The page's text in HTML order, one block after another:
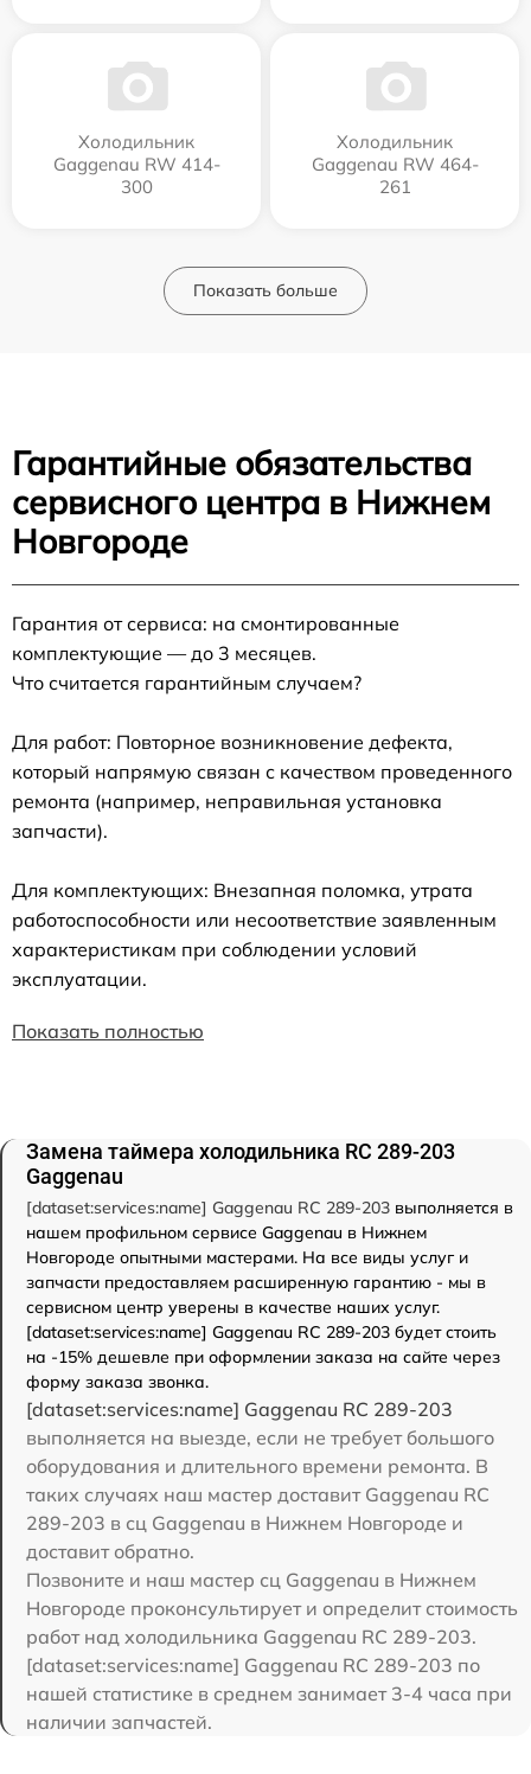
Холодильник
Gaggenau RW 414-
300
Холодильник
Gaggenau RW 464-
261
Показать больше
Гарантийные обязательства
сервисного центра в Нижнем
Новгороде
Гарантия от сервиса: на смонтированные
комплектующие — до 3 месяцев.
Что считается гарантийным случаем?
Для работ: Повторное возникновение дефекта,
который напрямую связан с качеством проведенного
ремонта (например, неправильная установка
запчасти).
Для комплектующих: Внезапная поломка, утрата
работоспособности или несоответствие заявленным
характеристикам при соблюдении условий
эксплуатации.
Показать полностью
Замена таймера холодильника RC 289-203
Gaggenau
[dataset:services:name] Gaggenau RC 289-203 выполняется в
нашем профильном сервисе Gaggenau в Нижнем
Новгороде опытными мастерами. На все виды услуг и
запчасти предоставляем расширенную гарантию - мы в
сервисном центр уверены в качестве наших услуг.
[dataset:services:name] Gaggenau RC 289-203 будет стоить
на -15% дешевле при оформлении заказа на сайте через
форму заказа звонка.
[dataset:services:name] Gaggenau RC 289-203
выполняется на выезде, если не требует большого
оборудования и длительного времени ремонта. В
таких случаях наш мастер доставит Gaggenau RC
289-203 в сц Gaggenau в Нижнем Новгороде и
доставит обратно.
Позвоните и наш мастер сц Gaggenau в Нижнем
Новгороде проконсультирует и определит стоимость
работ над холодильника Gaggenau RC 289-203.
[dataset:services:name] Gaggenau RC 289-203 по
нашей статистике в среднем занимает 3-4 часа при
наличии запчастей.